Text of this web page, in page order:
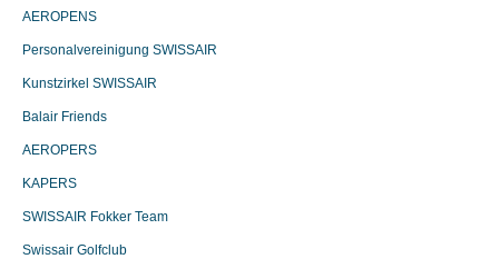
AEROPENS
Personalvereinigung SWISSAIR
Kunstzirkel SWISSAIR
Balair Friends
AEROPERS
KAPERS
SWISSAIR Fokker Team
Swissair Golfclub